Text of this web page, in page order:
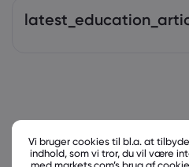
Vi bruger cookies til bl.a. at
indhold, som vi tror, du vil være